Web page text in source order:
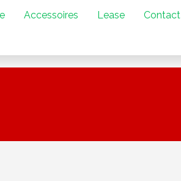
Accessoires Lease Contact